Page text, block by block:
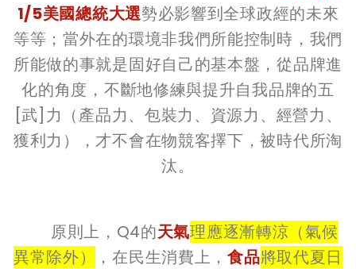
1/5美國總統大選勢必影響到全球政經的未來
等等；當外在的環境非我們所能控制時，我們
所能做的事就是固好自己的基本盤，從品牌進
化的角度，不斷地修練與提升自我品牌的五
[武]力（產品力、包裝力、資源力、經營力、
獲利力），才不會在物競客擇下，被時代所淘
汰。
原則上，Q4的天氣理應逐漸轉涼（氣候
異常除外）
，在民生消費上，食品將取代夏日